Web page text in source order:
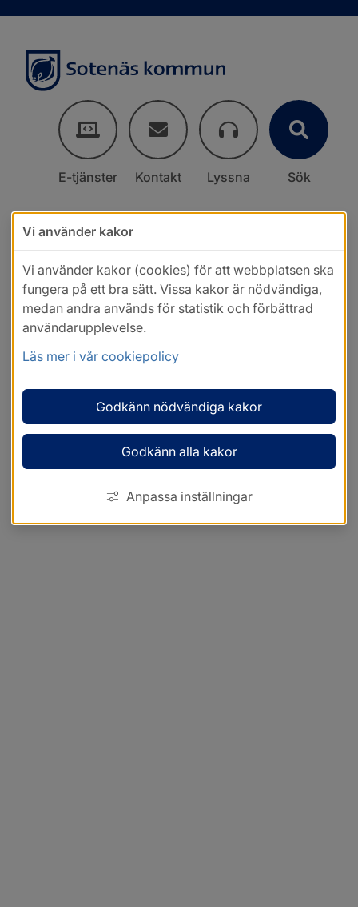
E-tjänster Kontakt Lyssna Sök
Vi använder kakor
Vi använder kakor (cookies) för att webbplatsen ska
fungera på ett bra sätt. Vissa kakor är nödvändiga,
medan andra används för statistik och förbättrad
användarupplevelse.
Läs mer i vår cookiepolicy
Godkänn nödvändiga kakor
Godkänn alla kakor
Anpassa inställningar